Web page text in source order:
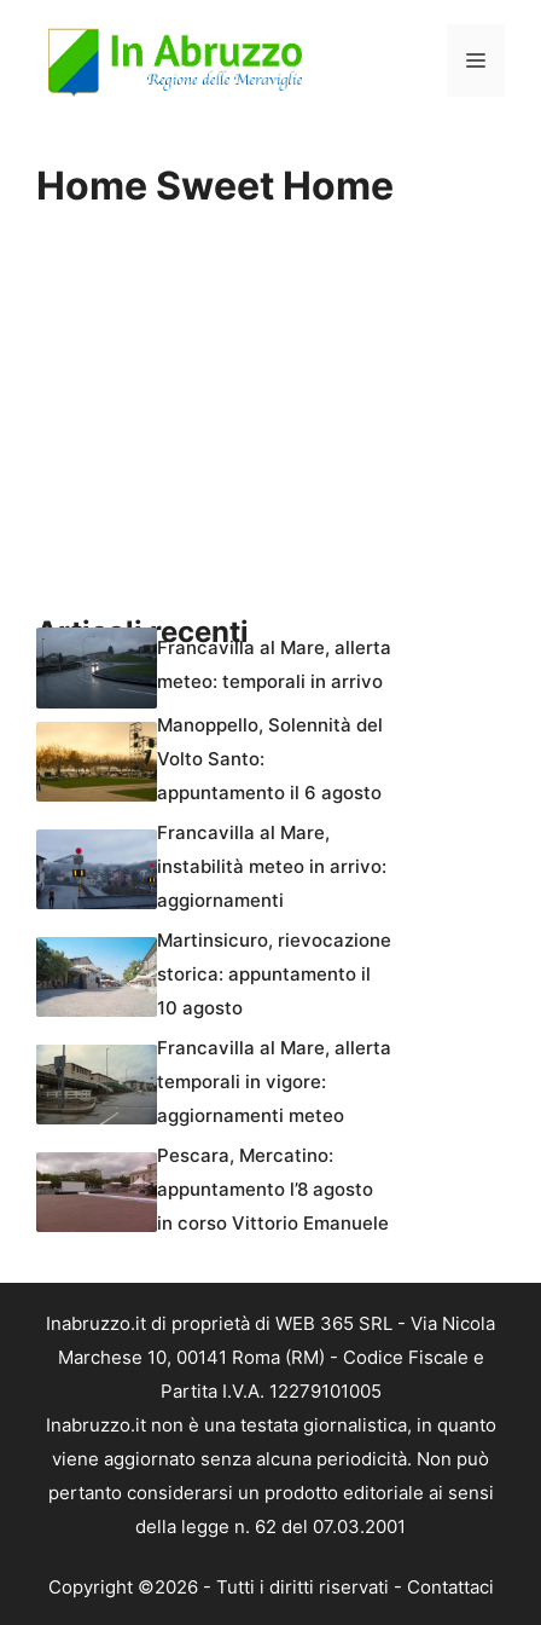
Menu
Home Sweet Home
Articoli recentiFrancavilla al Mare, allerta
meteo: temporali in arrivo
Manoppello, Solennità del
Volto Santo:
appuntamento il 6 agosto
Francavilla al Mare,
instabilità meteo in arrivo:
aggiornamenti
Martinsicuro, rievocazione
storica: appuntamento il
10 agosto
Francavilla al Mare, allerta
temporali in vigore:
aggiornamenti meteo
Pescara, Mercatino:
appuntamento l’8 agosto
in corso Vittorio Emanuele
Inabruzzo.it di proprietà di WEB 365 SRL - Via Nicola
Marchese 10, 00141 Roma (RM) - Codice Fiscale e
Partita I.V.A. 12279101005
Inabruzzo.it non è una testata giornalistica, in quanto
viene aggiornato senza alcuna periodicità. Non può
pertanto considerarsi un prodotto editoriale ai sensi
della legge n. 62 del 07.03.2001
Copyright ©2026 - Tutti i diritti riservati - Contattaci